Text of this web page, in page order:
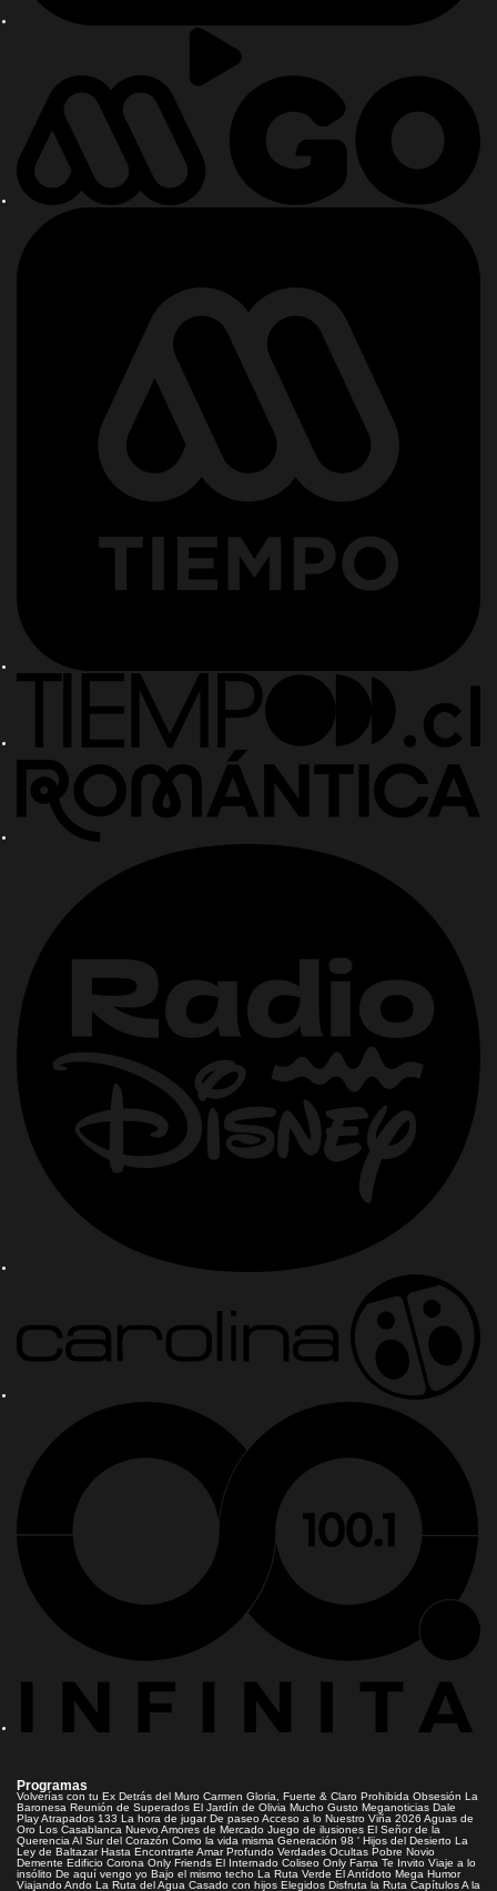
Programas
Volverías con tu Ex Detrás del Muro Carmen Gloria, Fuerte & Claro Prohibida Obsesión La
Baronesa Reunión de Superados El Jardín de Olivia Mucho Gusto Meganoticias Dale
PlayAtrapados 133 La hora de jugar De paseoAcceso a lo Nuestro Viña 2026 Aguas de
Oro Los Casablanca Nuevo Amores de Mercado Juego de ilusiones El Señor de la
Querencia Al Sur del Corazón Como la vida misma Generación 98 ' Hijos del Desierto La
Ley de Baltazar Hasta Encontrarte Amar Profundo Verdades Ocultas Pobre Novio
Demente Edificio Corona Only Friends El Internado Coliseo Only Fama Te Invito Viaje a lo
insólito De aquí vengo yo Bajo el mismo techo La Ruta Verde El Antídoto Mega Humor
Viajando Ando La Ruta del Agua Casado con hijos Elegidos Disfruta la Ruta CapítulosA la